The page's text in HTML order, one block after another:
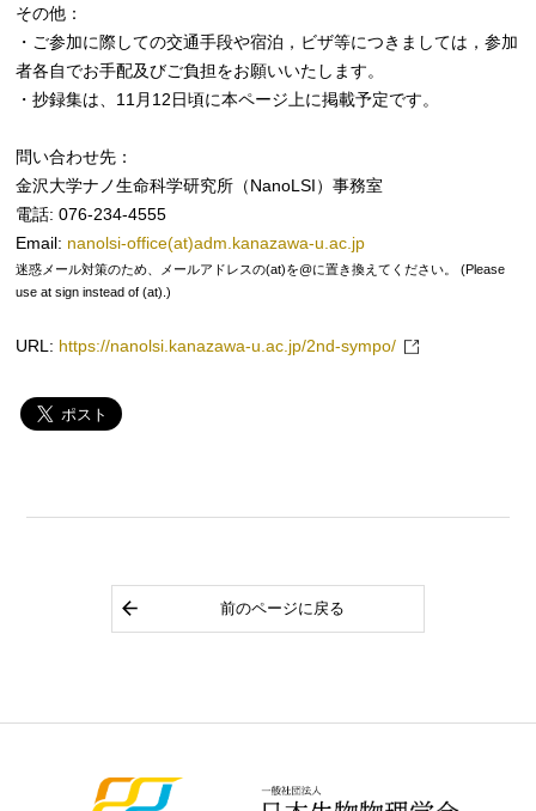
その他：
・ご参加に際しての交通手段や宿泊，ビザ等につきましては，参加
者各自でお手配及びご負担をお願いいたします。
・抄録集は、11月12日頃に本ページ上に掲載予定です。
問い合わせ先：
金沢大学ナノ生命科学研究所（NanoLSI）事務室
電話: 076-234-4555
Email: nanolsi-office(at)adm.kanazawa-u.ac.jp
迷惑メール対策のため、メールアドレスの(at)を@に置き換えてください。 (Please
use at sign instead of (at).)
URL: https://nanolsi.kanazawa-u.ac.jp/2nd-sympo/
前のページに戻る